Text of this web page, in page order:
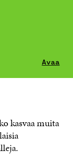
Avaa
kasvaa muita